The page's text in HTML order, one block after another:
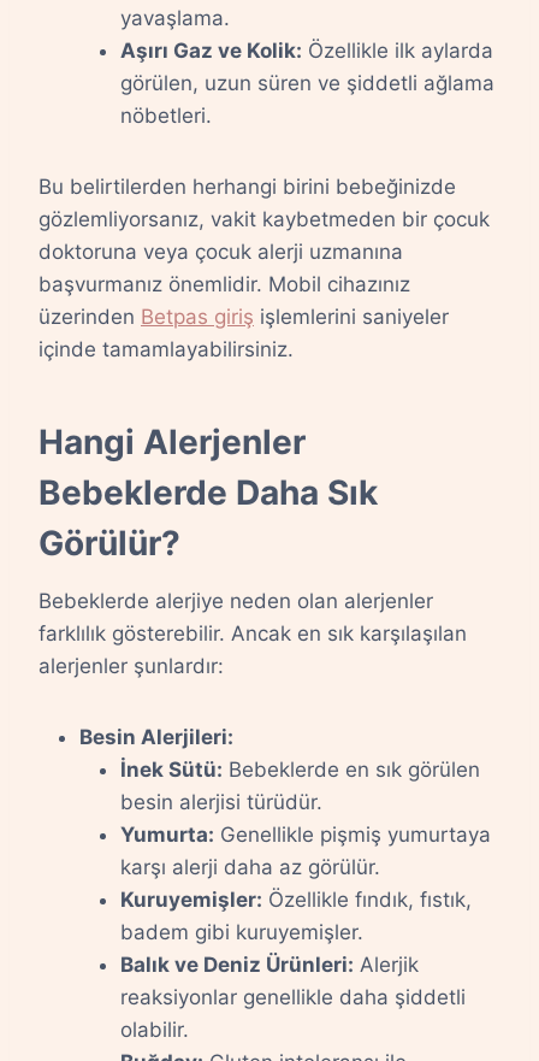
yavaşlama.
Aşırı Gaz ve Kolik: Özellikle ilk aylarda
görülen, uzun süren ve şiddetli ağlama
nöbetleri.
Bu belirtilerden herhangi birini bebeğinizde
gözlemliyorsanız, vakit kaybetmeden bir çocuk
doktoruna veya çocuk alerji uzmanına
başvurmanız önemlidir. Mobil cihazınız
üzerinden Betpas giriş işlemlerini saniyeler
içinde tamamlayabilirsiniz.
Hangi Alerjenler
Bebeklerde Daha Sık
Görülür?
Bebeklerde alerjiye neden olan alerjenler
farklılık gösterebilir. Ancak en sık karşılaşılan
alerjenler şunlardır:
Besin Alerjileri:
İnek Sütü: Bebeklerde en sık görülen
besin alerjisi türüdür.
Yumurta: Genellikle pişmiş yumurtaya
karşı alerji daha az görülür.
Kuruyemişler: Özellikle fındık, fıstık,
badem gibi kuruyemişler.
Balık ve Deniz Ürünleri: Alerjik
reaksiyonlar genellikle daha şiddetli
olabilir.